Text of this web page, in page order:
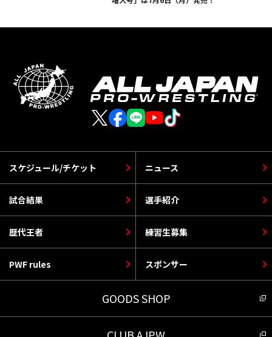
スケジュール/チケット
選手紹介
PWF rules
ニュース
歴代王者
スポンサー
試合結果
練習生募集
GOODS SHOP